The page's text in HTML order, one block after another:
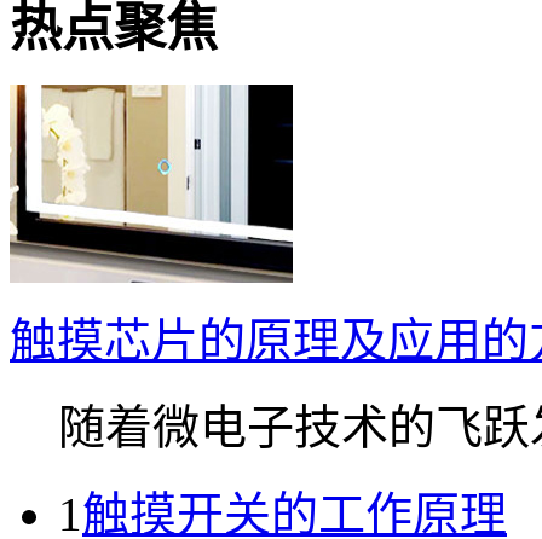
热点聚焦
触摸芯片的原理及应用的
随着微电子技术的飞跃
1触摸开关的工作原理